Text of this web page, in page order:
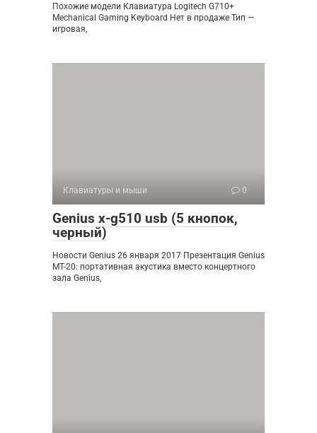
Похожие модели Клавиатура Logitech G710+
Mechanical Gaming Keyboard Нет в продаже Тип —
игровая,
Клавиатуры и мыши 0
Genius x-g510 usb (5 кнопок,
черный)
Новости Genius 26 января 2017 Презентация Genius
MT-20: портативная акустика вместо концертного
зала Genius,